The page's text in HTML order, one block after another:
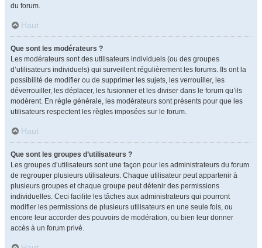
du forum.
Haut
Que sont les modérateurs ?
Les modérateurs sont des utilisateurs individuels (ou des groupes
d’utilisateurs individuels) qui surveillent régulièrement les forums. Ils ont la
possibilité de modifier ou de supprimer les sujets, les verrouiller, les
déverrouiller, les déplacer, les fusionner et les diviser dans le forum qu’ils
modèrent. En règle générale, les modérateurs sont présents pour que les
utilisateurs respectent les règles imposées sur le forum.
Haut
Que sont les groupes d’utilisateurs ?
Les groupes d’utilisateurs sont une façon pour les administrateurs du forum
de regrouper plusieurs utilisateurs. Chaque utilisateur peut appartenir à
plusieurs groupes et chaque groupe peut détenir des permissions
individuelles. Ceci facilite les tâches aux administrateurs qui pourront
modifier les permissions de plusieurs utilisateurs en une seule fois, ou
encore leur accorder des pouvoirs de modération, ou bien leur donner
accès à un forum privé.